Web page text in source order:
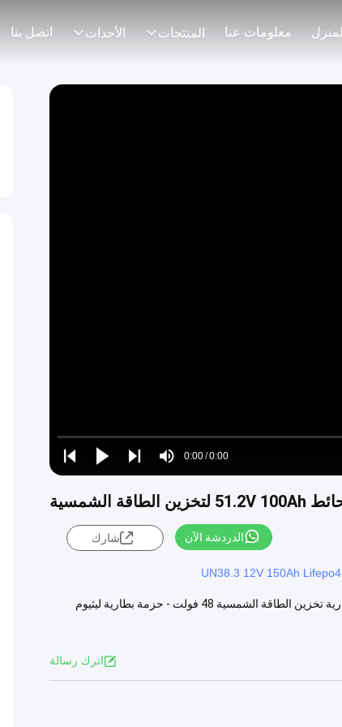
المنزل معلومات عنا المنتجات الأحداث اتصل بنا
Play
Play
Play
Mute
Time
0:00/0:00
Loaded:
0%
الدردشة الآن شارك
UN38.3 12V 150Ah Lifepo4
تخزين الطاقة الشمسية المنزلية 5 كيلو واط ساعة بطارية LiFePO4 مثبتة على الحائط بطارية تخزين الطاقة الشمسية 48 فولت - حزمة بطارية ليثيوم
اترك رسالة